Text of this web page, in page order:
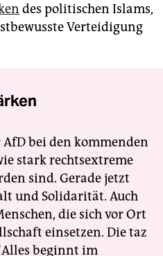
des politischen Islams,
Verteidigung
bei den kommenden
stark rechtsextreme
sind. Gerade jetzt
und Solidarität. Auch
die sich vor Ort
einsetzen. Die taz
beginnt im